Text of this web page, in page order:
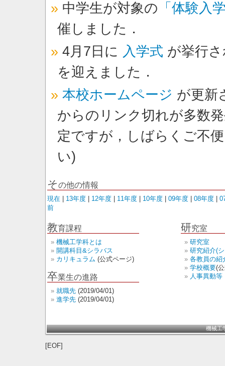
中学生が対象の 「体験入
催しました．
4月7日に 入学式 が挙行
を迎えました．
本校ホームページ が更新
からのリンク切れが多数
定ですが，しばらくご不
い)
その他の情報
現在 13年度 12年度 11年度 10年度 09年度 08年度
前
教育課程
機械工学科とは
開講科目&シラバス
カリキュラム (公式ページ)
卒業生の進路
就職先 (2019/04/01)
進学先 (2019/04/01)
研究室
研究室
研究紹介(
各教員の紹
学校概要(
人事異動等
機械工
[EOF]